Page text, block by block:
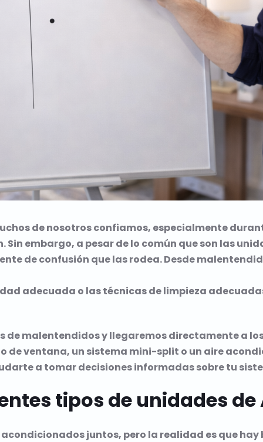
de nosotros confiamos, especialmente
Sin embargo, a pesar de lo común que son las
de confusión que las rodea. Desde
adecuada o las técnicas de limpieza
de malentendidos y llegaremos directamente a
de ventana, un sistema mini-split o un aire
a tomar decisiones informadas sobre tu
tipos de unidades de
juntos, pero la realidad es que